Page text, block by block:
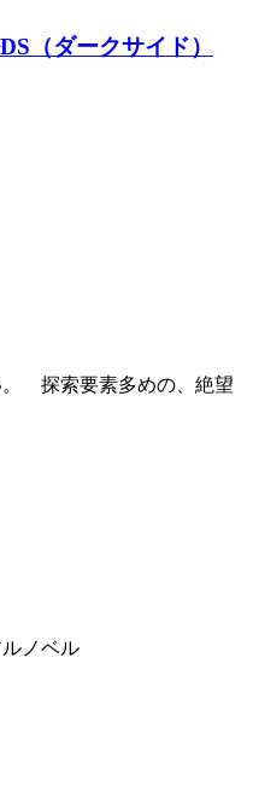
（ダークサイド）
。 探索要素多めの、絶望
ノベル